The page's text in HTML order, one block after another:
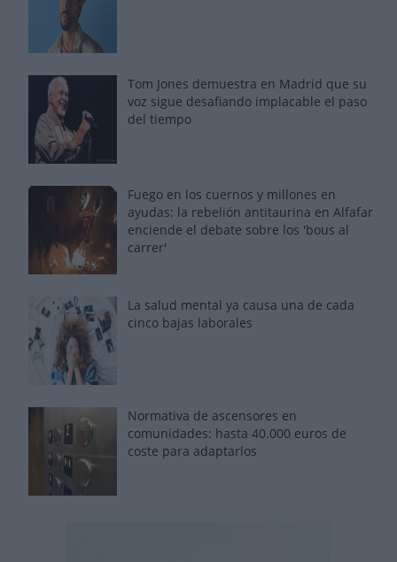
Tom Jones demuestra en Madrid que su
voz sigue desafiando implacable el paso
del tiempo
Fuego en los cuernos y millones en
ayudas: la rebelión antitaurina en Alfafar
enciende el debate sobre los 'bous al
carrer'
La salud mental ya causa una de cada
cinco bajas laborales
Normativa de ascensores en
comunidades: hasta 40.000 euros de
coste para adaptarlos